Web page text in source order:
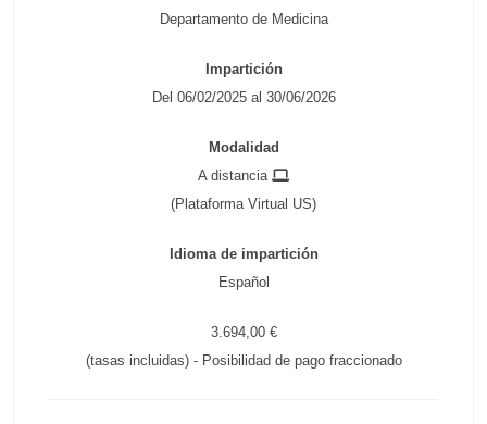
Departamento de Medicina
Impartición
Del 06/02/2025 al 30/06/2026
Modalidad
A distancia
(Plataforma Virtual US)
Idioma de impartición
Español
3.694,00 €
(tasas incluidas) - Posibilidad de pago fraccionado